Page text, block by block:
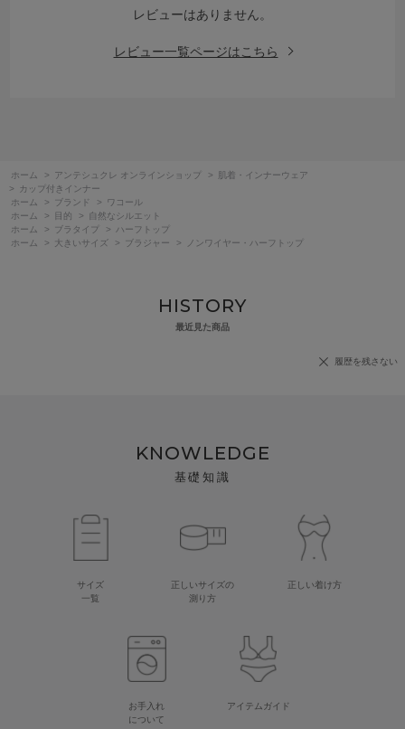
レビューはありません。
レビュー一覧ページはこちら
ホーム > アンテシュクレ オンラインショップ >
肌着・インナーウェア
>
カップ付きインナー
ホーム
> ブランド >
ワコール
ホーム
> 目的 >
自然なシルエット
ホーム
> ブラタイプ >
ハーフトップ
ホーム
> 大きいサイズ > ブラジャー > ノンワイヤー・ハーフトップ
HISTORY
最近見た商品
履歴を残さない
KNOWLEDGE
基礎知識
サイズ
一覧
正しいサイズの
測り方
正しい着け方
お手入れ
について
アイテムガイド